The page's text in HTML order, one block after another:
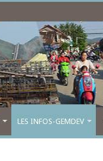
LES INFOS-GEMDEV